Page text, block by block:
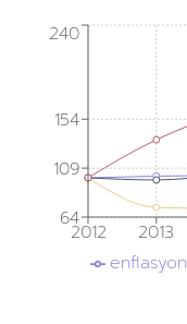
2012 2013
64
109
154
240
enflasyon